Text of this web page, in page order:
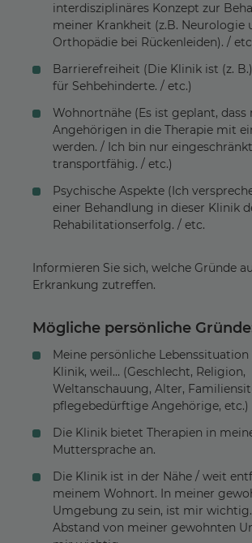
interdisziplinäres Konzept zur
meiner Krankheit (z.B. Neurologie
Orthopädie bei Rückenleiden). /
Barrierefreiheit (Die Klinik ist (z.
für Sehbehinderte. / etc.)
Wohnortnähe (Es ist geplant, dass
Angehörigen in die Therapie mit
werden. / Ich bin nur eingeschränkt
transportfähig. / etc.)
Psychische Aspekte (Ich
einer Behandlung in dieser Klinik
Rehabilitationserfolg. / etc.
Informieren Sie sich, welche Gründe
Erkrankung zutreffen.
Mögliche persönliche
Meine persönliche Lebenssituation
Klinik, weil… (Geschlecht, Religion,
Weltanschauung, Alter,
pflegebedürftige Angehörige, etc.)
Die Klinik bietet Therapien in
Muttersprache an.
Die Klinik ist in der Nähe / weit
meinem Wohnort. In meiner
Umgebung zu sein, ist mir
Abstand von meiner gewohnten